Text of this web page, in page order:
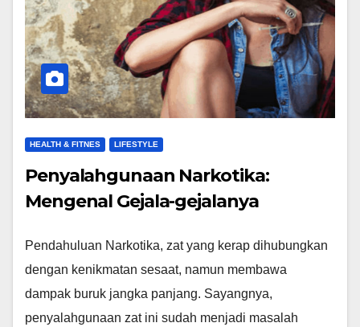
HEALTH & FITNES LIFESTYLE
Penyalahgunaan Narkotika:
Mengenal Gejala-gejalanya
Pendahuluan Narkotika, zat yang kerap dihubungkan
dengan kenikmatan sesaat, namun membawa
dampak buruk jangka panjang. Sayangnya,
penyalahgunaan zat ini sudah menjadi masalah